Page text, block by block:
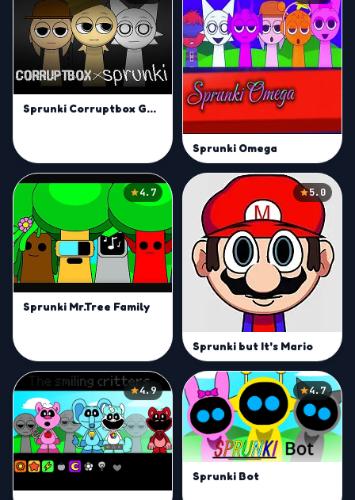
Sprunki Corruptbox Goreless
Sprunki Omega
4.7
Sprunki Mr.Tree Family
5.0
Sprunki but It's Mario
4.9 4.7
Sprunki Bot